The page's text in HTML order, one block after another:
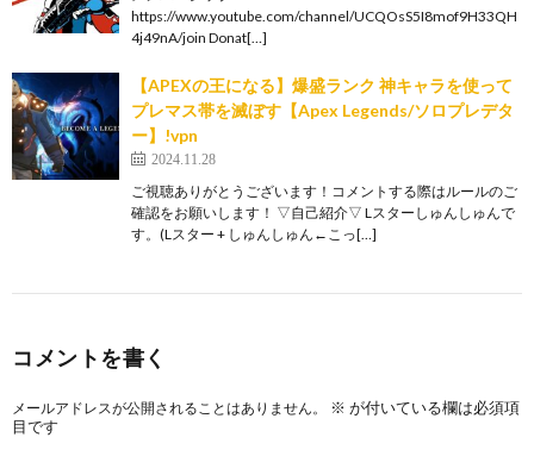
https://www.youtube.com/channel/UCQOsS5I8mof9H33QH
4j49nA/join Donat[…]
【APEXの王になる】爆盛ランク 神キャラを使って
プレマス帯を滅ぼす【Apex Legends/ソロプレデタ
ー】!vpn
2024.11.28
ご視聴ありがとうございます！コメントする際はルールのご
確認をお願いします！ ▽自己紹介▽ Lスターしゅんしゅんで
す。(Lスター + しゅんしゅん←こっ[…]
コメントを書く
メールアドレスが公開されることはありません。 ※ が付いている欄は必須項
目です